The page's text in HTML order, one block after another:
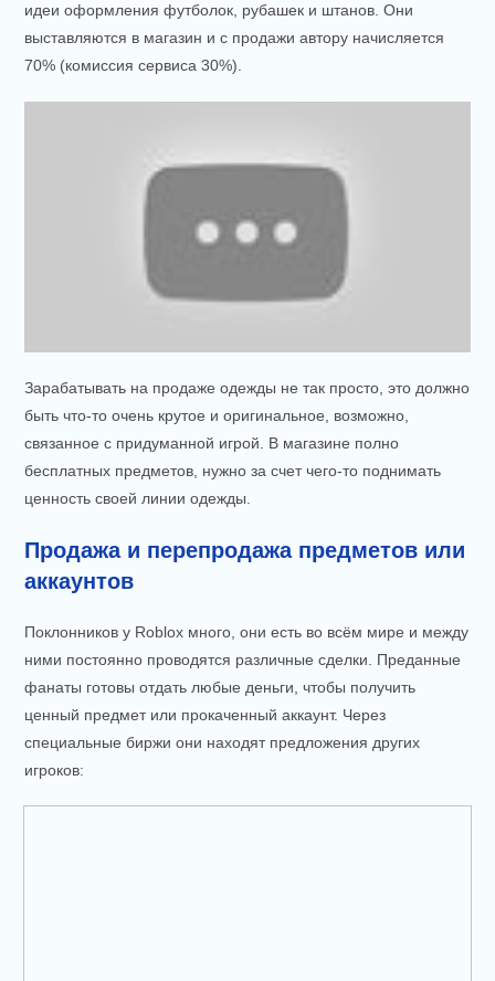
идеи оформления футболок, рубашек и штанов. Они
выставляются в магазин и с продажи автору начисляется
70% (комиссия сервиса 30%).
Зарабатывать на продаже одежды не так просто, это должно
быть что-то очень крутое и оригинальное, возможно,
связанное с придуманной игрой. В магазине полно
бесплатных предметов, нужно за счет чего-то поднимать
ценность своей линии одежды.
Продажа и перепродажа предметов или
аккаунтов
Поклонников у Roblox много, они есть во всём мире и между
ними постоянно проводятся различные сделки. Преданные
фанаты готовы отдать любые деньги, чтобы получить
ценный предмет или прокаченный аккаунт. Через
специальные биржи они находят предложения других
игроков: